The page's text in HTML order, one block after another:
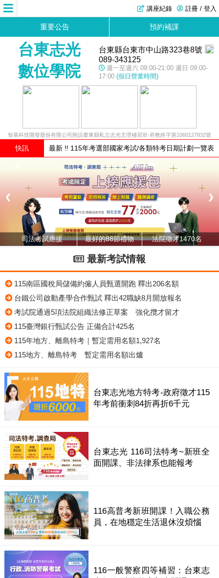
註冊 / 登入
講座紀錄
重要公告 預約補課
台東志光
數位學院
台東縣台東市中山路323巷8號
089-343125
週一至週六 09:00-21:00 週日 09:00-
17:00 (假日營業時間)
智基科技開發股份有限公司附設臺東縣私立志光文理補習班-府教終字第1060127832號
快訊 最新 !! 115年考選部國家考試/各類特考日期計劃一覽表
❮ ❯
司法考試應援 最好的88節禮物 法院徵才1470名
最新考試情報
115南區國稅局儲備約僱人員甄選開跑 釋出206名額
台鐵公司啟動產學合作甄試 釋出42職缺8月開放報名
考試院通過5項法院組織法修正草案 強化攬才留才
115臺灣銀行甄試公告 正備合計425名
115年地方、離島特考｜暫定需用名額1,927名
115地方、離島特考 暫定需用名額出爐
台東志光地方特考-政府徵才115
年考前衝刺84折再折6千元
台東志光 116司法特考~新班全
面開課、非法律系也能報考
116高普考新班開課！入職公務
員，在地穩定生活退休沒煩惱
116一般警察四等補習：台東志